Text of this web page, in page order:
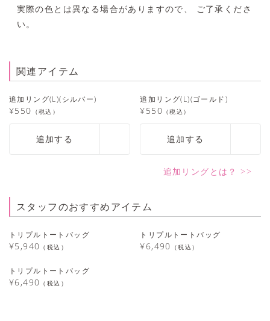
実際の色とは異なる場合がありますので、 ご了承くださ
い。
関連アイテム
追加リング(L)(シルバー)
¥550 （税込）
追加する
追加リング(L)(ゴールド)
¥550 （税込）
追加する
追加リングとは？ >>
スタッフのおすすめアイテム
トリプルトートバッグ
¥5,940 （税込）
トリプルトートバッグ
¥6,490 （税込）
トリプルトートバッグ
¥6,490 （税込）